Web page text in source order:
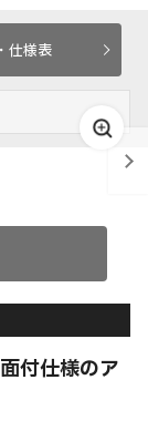
仕様表
付仕様のア